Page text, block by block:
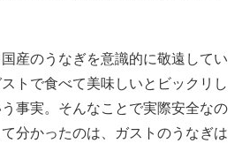
産のうなぎを意識的に敬遠してい
トで食べて美味しいとビックリし
事実。そんなことで実際安全なの
分かったのは、ガストのうなぎは